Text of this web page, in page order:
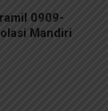
0909-
Mandiri